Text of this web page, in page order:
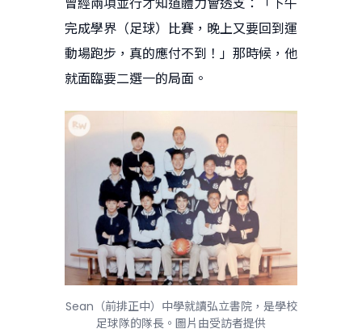
曾經兩項並行才知道體力會透支：「下午
完成學界（足球）比賽，晚上又要回到運
動場跑步，真的應付不到！」那時候，他
就面臨要二選一的局面。
Sean（前排正中）中學就讀弘立書院，是學校
足球隊的隊長。圖片由受訪者提供